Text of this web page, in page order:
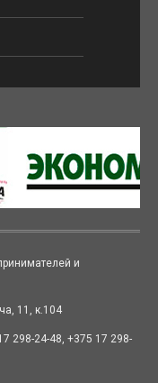
и
11, к.104
298-24-48, +375 17 298-